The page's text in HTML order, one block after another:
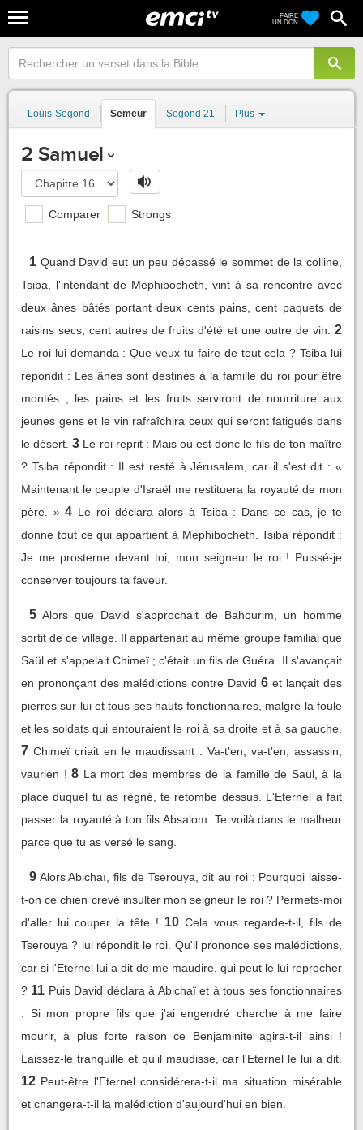
FAIRE
UN DON
Louis-Segond Semeur Segond 21 Plus
2 Samuel
Comparer Strongs
1 Quand David eut un peu dépassé le sommet de la colline,
Tsiba, l'intendant de Mephibocheth, vint à sa rencontre avec
deux ânes bâtés portant deux cents pains, cent paquets de
raisins secs, cent autres de fruits d'été et une outre de vin.
2
Le roi lui demanda : Que veux-tu faire de tout cela ? Tsiba lui
répondit : Les ânes sont destinés à la famille du roi pour être
montés ; les pains et les fruits serviront de nourriture aux
jeunes gens et le vin rafraîchira ceux qui seront fatigués dans
le désert. 3 Le roi reprit : Mais où est donc le fils de ton maître
? Tsiba répondit : Il est resté à Jérusalem, car il s'est dit : «
Maintenant le peuple d'Israël me restituera la royauté de mon
père. » 4 Le roi déclara alors à Tsiba : Dans ce cas, je te
donne tout ce qui appartient à Mephibocheth. Tsiba répondit :
Je me prosterne devant toi, mon seigneur le roi ! Puissé-je
conserver toujours ta faveur.
5 Alors que David s'approchait de Bahourim, un homme
sortit de ce village. Il appartenait au même groupe familial que
Saül et s'appelait Chimeï ; c'était un fils de Guéra. Il s'avançait
en prononçant des malédictions contre David 6 et lançait des
pierres sur lui et tous ses hauts fonctionnaires, malgré la foule
et les soldats qui entouraient le roi à sa droite et à sa gauche.
7 Chimeï criait en le maudissant : Va-t'en, va-t'en, assassin,
vaurien ! 8 La mort des membres de la famille de Saül, à la
place duquel tu as régné, te retombe dessus. L'Eternel a fait
passer la royauté à ton fils Absalom. Te voilà dans le malheur
parce que tu as versé le sang.
9 Alors Abichaï, fils de Tserouya, dit au roi : Pourquoi laisse-
t-on ce chien crevé insulter mon seigneur le roi ? Permets-moi
d'aller lui couper la tête ! 10 Cela vous regarde-t-il, fils de
Tserouya ? lui répondit le roi. Qu'il prononce ses malédictions,
car si l'Eternel lui a dit de me maudire, qui peut le lui reprocher
? 11 Puis David déclara à Abichaï et à tous ses fonctionnaires
: Si mon propre fils que j'ai engendré cherche à me faire
mourir, à plus forte raison ce Benjaminite agira-t-il ainsi !
Laissez-le tranquille et qu'il maudisse, car l'Eternel le lui a dit.
12 Peut-être l'Eternel considérera-t-il ma situation misérable
et changera-t-il la malédiction d'aujourd'hui en bien.